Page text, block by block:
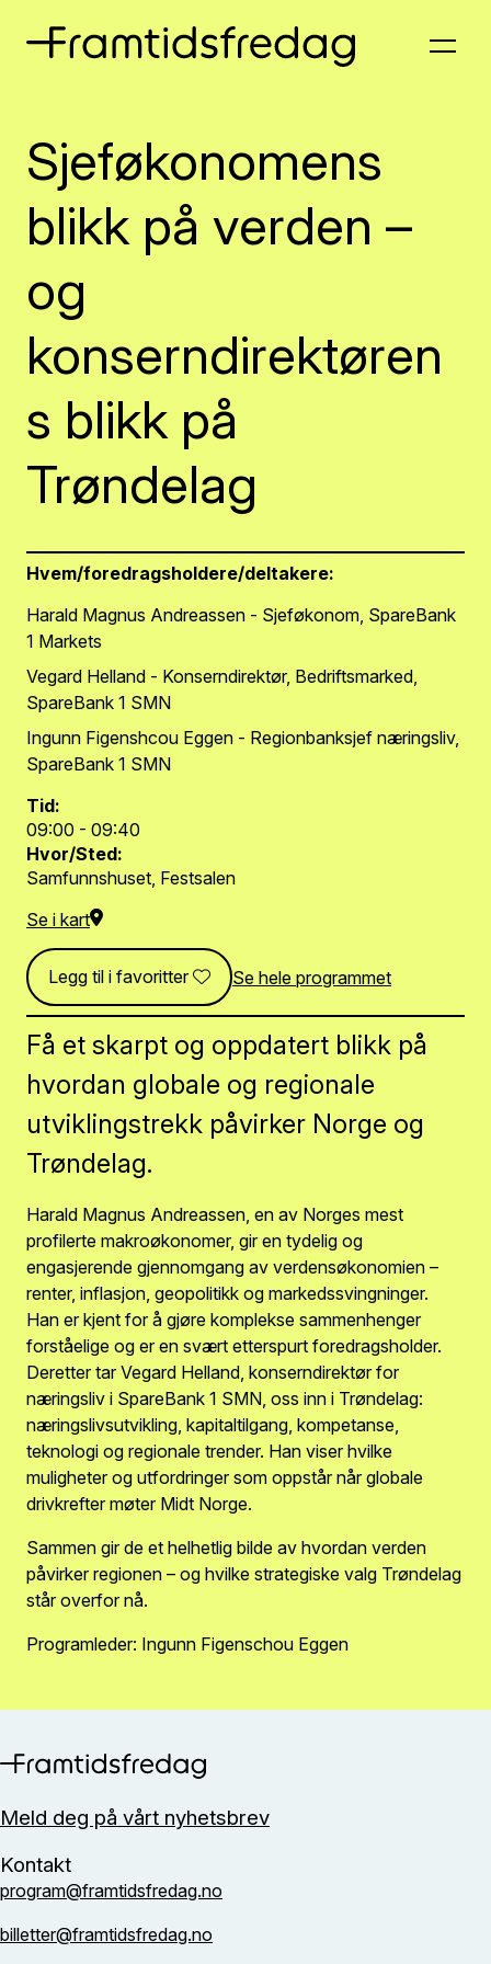
Sjeføkonomens
blikk på verden –
og
konserndirektøren
s blikk på
Trøndelag
Hvem/foredragsholdere/deltakere:
Harald Magnus Andreassen - Sjeføkonom, SpareBank
1 Markets
Vegard Helland - Konserndirektør, Bedriftsmarked,
SpareBank 1 SMN
Ingunn Figenshcou Eggen - Regionbanksjef næringsliv,
SpareBank 1 SMN
Tid:
09:00 - 09:40
Hvor/Sted:
Samfunnshuset, Festsalen
Se i kart
Legg til i favoritter Se hele programmet
Få et skarpt og oppdatert blikk på
hvordan globale og regionale
utviklingstrekk påvirker Norge og
Trøndelag.
Harald Magnus Andreassen, en av Norges mest
profilerte makroøkonomer, gir en tydelig og
engasjerende gjennomgang av verdensøkonomien –
renter, inflasjon, geopolitikk og markedssvingninger.
Han er kjent for å gjøre komplekse sammenhenger
forståelige og er en svært etterspurt foredragsholder.
Deretter tar Vegard Helland, konserndirektør for
næringsliv i SpareBank 1 SMN, oss inn i Trøndelag:
næringslivsutvikling, kapitaltilgang, kompetanse,
teknologi og regionale trender. Han viser hvilke
muligheter og utfordringer som oppstår når globale
drivkrefter møter Midt Norge.
Sammen gir de et helhetlig bilde av hvordan verden
påvirker regionen – og hvilke strategiske valg Trøndelag
står overfor nå.
Programleder: Ingunn Figenschou Eggen
Meld deg på vårt nyhetsbrev
Kontakt
program@framtidsfredag.no
billetter@framtidsfredag.no